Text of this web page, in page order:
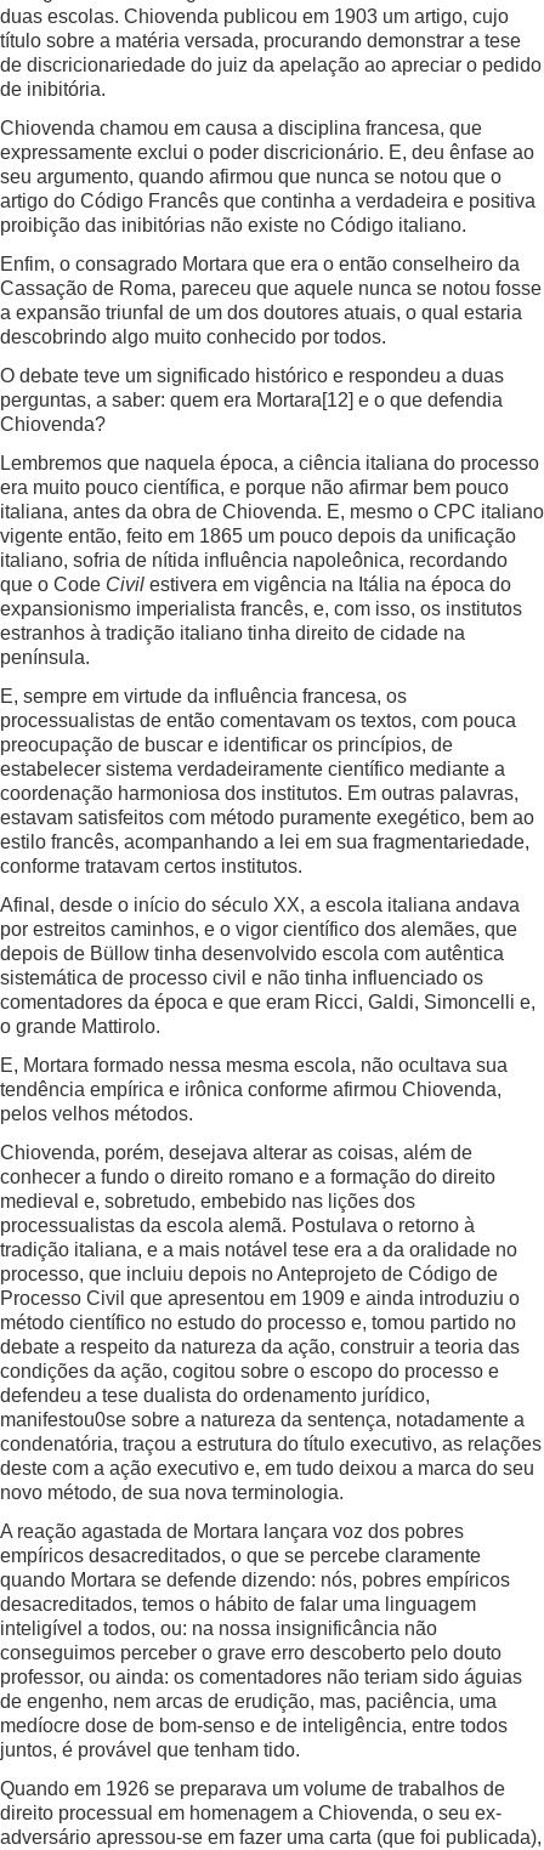
duas escolas. Chiovenda publicou em 1903 um artigo, cujo
título sobre a matéria versada, procurando demonstrar a tese
de discricionariedade do juiz da apelação ao apreciar o pedido
de inibitória.
Chiovenda chamou em causa a disciplina francesa, que
expressamente exclui o poder discricionário. E, deu ênfase ao
seu argumento, quando afirmou que nunca se notou que o
artigo do Código Francês que continha a verdadeira e positiva
proibição das inibitórias não existe no Código italiano.
Enfim, o consagrado Mortara que era o então conselheiro da
Cassação de Roma, pareceu que aquele nunca se notou fosse
a expansão triunfal de um dos doutores atuais, o qual estaria
descobrindo algo muito conhecido por todos.
O debate teve um significado histórico e respondeu a duas
perguntas, a saber: quem era Mortara[12] e o que defendia
Chiovenda?
Lembremos que naquela época, a ciência italiana do processo
era muito pouco científica, e porque não afirmar bem pouco
italiana, antes da obra de Chiovenda. E, mesmo o CPC italiano
vigente então, feito em 1865 um pouco depois da unificação
italiano, sofria de nítida influência napoleônica, recordando
que o Code Civil estivera em vigência na Itália na época do
expansionismo imperialista francês, e, com isso, os institutos
estranhos à tradição italiano tinha direito de cidade na
península.
E, sempre em virtude da influência francesa, os
processualistas de então comentavam os textos, com pouca
preocupação de buscar e identificar os princípios, de
estabelecer sistema verdadeiramente científico mediante a
coordenação harmoniosa dos institutos. Em outras palavras,
estavam satisfeitos com método puramente exegético, bem ao
estilo francês, acompanhando a lei em sua fragmentariedade,
conforme tratavam certos institutos.
Afinal, desde o início do século XX, a escola italiana andava
por estreitos caminhos, e o vigor científico dos alemães, que
depois de Büllow tinha desenvolvido escola com autêntica
sistemática de processo civil e não tinha influenciado os
comentadores da época e que eram Ricci, Galdi, Simoncelli e,
o grande Mattirolo.
E, Mortara formado nessa mesma escola, não ocultava sua
tendência empírica e irônica conforme afirmou Chiovenda,
pelos velhos métodos.
Chiovenda, porém, desejava alterar as coisas, além de
conhecer a fundo o direito romano e a formação do direito
medieval e, sobretudo, embebido nas lições dos
processualistas da escola alemã. Postulava o retorno à
tradição italiana, e a mais notável tese era a da oralidade no
processo, que incluiu depois no Anteprojeto de Código de
Processo Civil que apresentou em 1909 e ainda introduziu o
método científico no estudo do processo e, tomou partido no
debate a respeito da natureza da ação, construir a teoria das
condições da ação, cogitou sobre o escopo do processo e
defendeu a tese dualista do ordenamento jurídico,
manifestou0se sobre a natureza da sentença, notadamente a
condenatória, traçou a estrutura do título executivo, as relações
deste com a ação executivo e, em tudo deixou a marca do seu
novo método, de sua nova terminologia.
A reação agastada de Mortara lançara voz dos pobres
empíricos desacreditados, o que se percebe claramente
quando Mortara se defende dizendo: nós, pobres empíricos
desacreditados, temos o hábito de falar uma linguagem
inteligível a todos, ou: na nossa insignificância não
conseguimos perceber o grave erro descoberto pelo douto
professor, ou ainda: os comentadores não teriam sido águias
de engenho, nem arcas de erudição, mas, paciência, uma
medíocre dose de bom-senso e de inteligência, entre todos
juntos, é provável que tenham tido.
Quando em 1926 se preparava um volume de trabalhos de
direito processual em homenagem a Chiovenda, o seu ex-
adversário apressou-se em fazer uma carta (que foi publicada),